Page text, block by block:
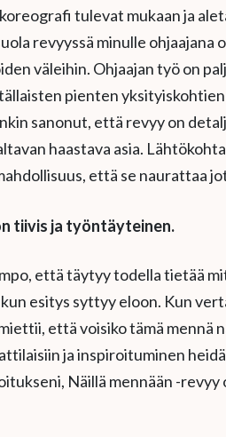
tulevat mukaan ja
revyyssä minulle ohjaajana
väleihin. Ohjaajan työ on
pienten yksityiskohtien
sanonut, että revyy on
haastava asia.
että se naurattaa
tiivis ja työntäyteinen.
että täytyy todella tietää
esitys syttyy eloon. Kun
että voisiko tämä mennä
ja inspiroituminen
Näillä mennään -